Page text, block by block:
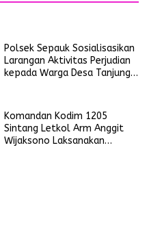
Polsek Sepauk Sosialisasikan
Larangan Aktivitas Perjudian
kepada Warga Desa Tanjung
Komandan Kodim 1205
Sintang Letkol Arm Anggit
Wijaksono Laksanakan